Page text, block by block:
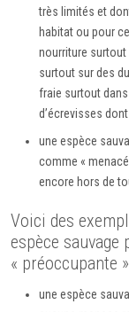
très limités et
habitat ou pour
nourriture
surtout sur des
fraie surtout
d’écrevisses
une espèce
comme «
encore hors de
Voici des
espèce
« préoccupante
une espèce